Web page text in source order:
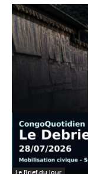
Le Brief du Jour